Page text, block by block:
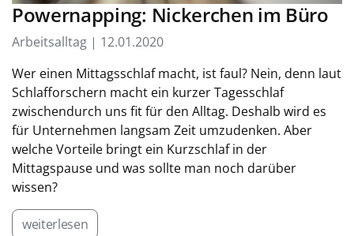
Powernapping: Nickerchen im Büro
Arbeitsalltag | 12.01.2020
Wer einen Mittagsschlaf macht, ist faul? Nein, denn laut
Schlafforschern macht ein kurzer Tagesschlaf
zwischendurch uns fit für den Alltag. Deshalb wird es
für Unternehmen langsam Zeit umzudenken. Aber
welche Vorteile bringt ein Kurzschlaf in der
Mittagspause und was sollte man noch darüber
wissen?
weiterlesen